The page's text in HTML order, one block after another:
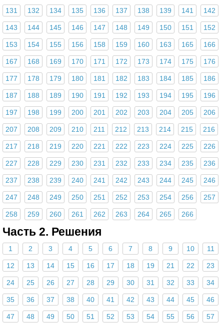
131 132 134 135 136 137 138 139 141 142
143 144 145 146 147 148 149 150 151 152
153 154 155 156 158 159 160 163 165 166
167 168 169 170 171 172 173 174 175 176
177 178 179 180 181 182 183 184 185 186
187 188 189 190 191 192 193 194 195 196
197 198 199 200 201 202 203 204 205 206
207 208 209 210 211 212 213 214 215 216
217 218 219 220 221 222 223 224 225 226
227 228 229 230 231 232 233 234 235 236
237 238 239 240 241 242 243 244 245 246
247 248 249 250 251 252 253 254 256 257
258 259 260 261 262 263 264 265 266
Часть 2. Решения
1 2 3 4 5 6 7 8 9 10 11
12 13 14 15 16 17 18 19 21 22 23
24 25 26 27 28 29 30 31 32 33 34
35 36 37 38 40 41 42 43 44 45 46
47 48 49 50 51 52 53 54 55 56 57